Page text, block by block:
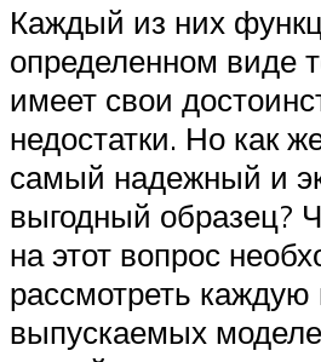
Каждый из них
определенном виде
имеет свои
недостатки. Но как
самый надежный и
выгодный образец?
на этот вопрос
рассмотреть каждую
выпускаемых